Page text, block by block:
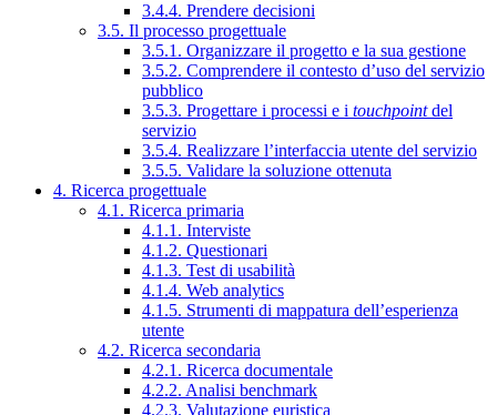
3.4.4. Prendere decisioni
3.5. Il processo progettuale
3.5.1. Organizzare il progetto e la sua gestione
3.5.2. Comprendere il contesto d’uso del servizio
pubblico
3.5.3. Progettare i processi e i touchpointdel
servizio
3.5.4. Realizzare l’interfaccia utente del servizio
3.5.5. Validare la soluzione ottenuta
4. Ricerca progettuale
4.1. Ricerca primaria
4.1.1. Interviste
4.1.2. Questionari
4.1.3. Test di usabilità
4.1.4. Web analytics
4.1.5. Strumenti di mappatura dell’esperienza
utente
4.2. Ricerca secondaria
4.2.1. Ricerca documentale
4.2.2. Analisi benchmark
4.2.3. Valutazione euristica